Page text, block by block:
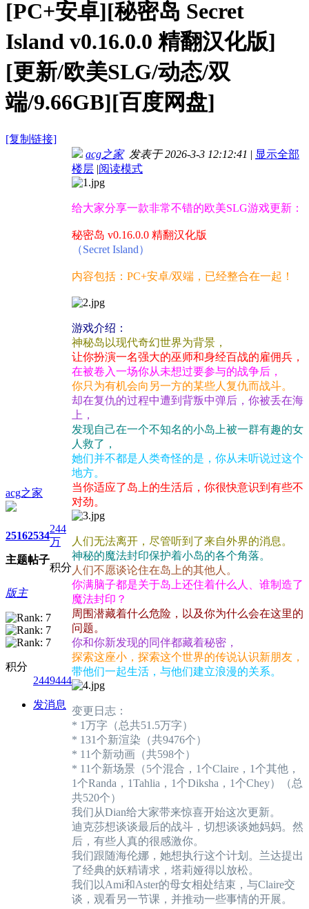
[PC+安卓][秘密岛 Secret
Island v0.16.0.0 精翻汉化版]
[更新/欧美SLG/动态/双
端/9.66GB][百度网盘]
[复制链接]
acg之家
2516
主题
2534
帖子
244
万
积分
版主
积分
2449444
发消息
acg之家发表于 2026-3-3 12:12:41 | 显示全部
楼层 |阅读模式
给大家分享一款非常不错的欧美SLG游戏更新：
秘密岛 v0.16.0.0 精翻汉化版
（Secret Island）
内容包括：PC+安卓/双端，已经整合在一起！
游戏介绍：
神秘岛以现代奇幻世界为背景，
让你扮演一名强大的巫师和身经百战的雇佣兵，
在被卷入一场你从未想过要参与的战争后，
你只为有机会向另一方的某些人复仇而战斗。
却在复仇的过程中遭到背叛中弹后，你被丢在海
上，
发现自己在一个不知名的小岛上被一群有趣的女
人救了，
她们并不都是人类奇怪的是，你从未听说过这个
地方。
当你适应了岛上的生活后，你很快意识到有些不
对劲。
人们无法离开，尽管听到了来自外界的消息。
神秘的魔法封印保护着小岛的各个角落。
人们不愿谈论住在岛上的其他人。
你满脑子都是关于岛上还住着什么人、谁制造了
魔法封印？
周围潜藏着什么危险，以及你为什么会在这里的
问题。
你和你新发现的同伴都藏着秘密，
探索这座小，探索这个世界的传说认识新朋友，
带他们一起生活，与他们建立浪漫的关系。
变更日志：
* 1万字（总共51.5万字）
* 131个新渲染（共9476个）
* 11个新动画（共598个）
* 11个新场景（5个混合，1个Claire，1个其他，
1个Randa，1Tahlia，1个Diksha，1个Chey）（总
共520个）
我们从Dian给大家带来惊喜开始这次更新。
迪克莎想谈谈最后的战斗，切想谈谈她妈妈。然
后，有些人真的很感激你。
我们跟随海伦娜，她想执行这个计划。兰达提出
了经典的妖精请求，塔莉娅得以放松。
我们以Ami和Aster的母女相处结束，与Claire交
谈，观看另一节课，并推动一些事情的开展。